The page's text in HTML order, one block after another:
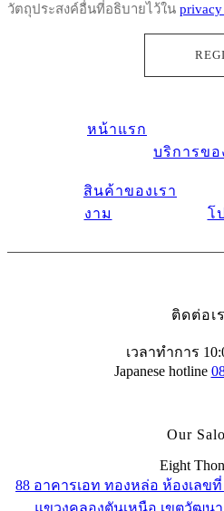
วัตถุประสงค์อื่นที่อธิบายไว้ใน
หน้าแรก
บริการขอ
สินค้าของเรา
งาม
โ
ติดต่อเ
เวลาทำการ
Japanese hotline
Our
Eight
88 อาคารเอท ทองหล่อ ห้องเลข
แขวงคลองตันเหนือ เขตวัฒน